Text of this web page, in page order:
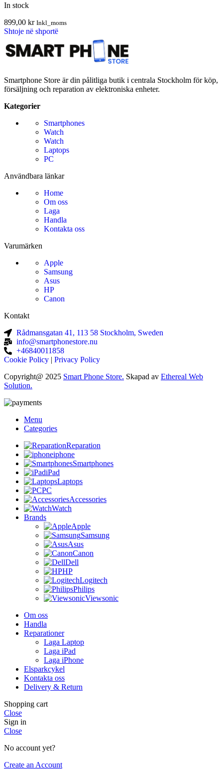
In stock
899,00 kr Inkl_moms
Shtoje në shportë
Smartphone Store är din pålitliga butik i centrala Stockholm för köp,
försäljning och reparation av elektroniska enheter.
Kategorier
Smartphones
Watch
Watch
Laptops
PC
Användbara länkar
Home
Om oss
Laga
Handla
Kontakta oss
Varumärken
Apple
Samsung
Asus
HP
Canon
Kontakt
Rådmansgatan 41, 113 58 Stockholm, Sweden
info@smartphonestore.nu
+46840011858
Cookie Policy | Privacy Policy
Copyright@ 2025 Smart Phone Store. Skapad av Ethereal Web
Solution.
Menu
Categories
Reparation
iphone
Smartphones
iPad
Laptops
PC
Accessories
Watch
Brands
Apple
Samsung
Asus
Canon
Dell
HP
Logitech
Philips
Viewsonic
Om oss
Handla
Reparationer
Laga Laptop
Laga iPad
Laga iPhone
Elsparkcykel
Kontakta oss
Delivery & Return
Shopping cart
Close
Sign in
Close
No account yet?
Create an Account